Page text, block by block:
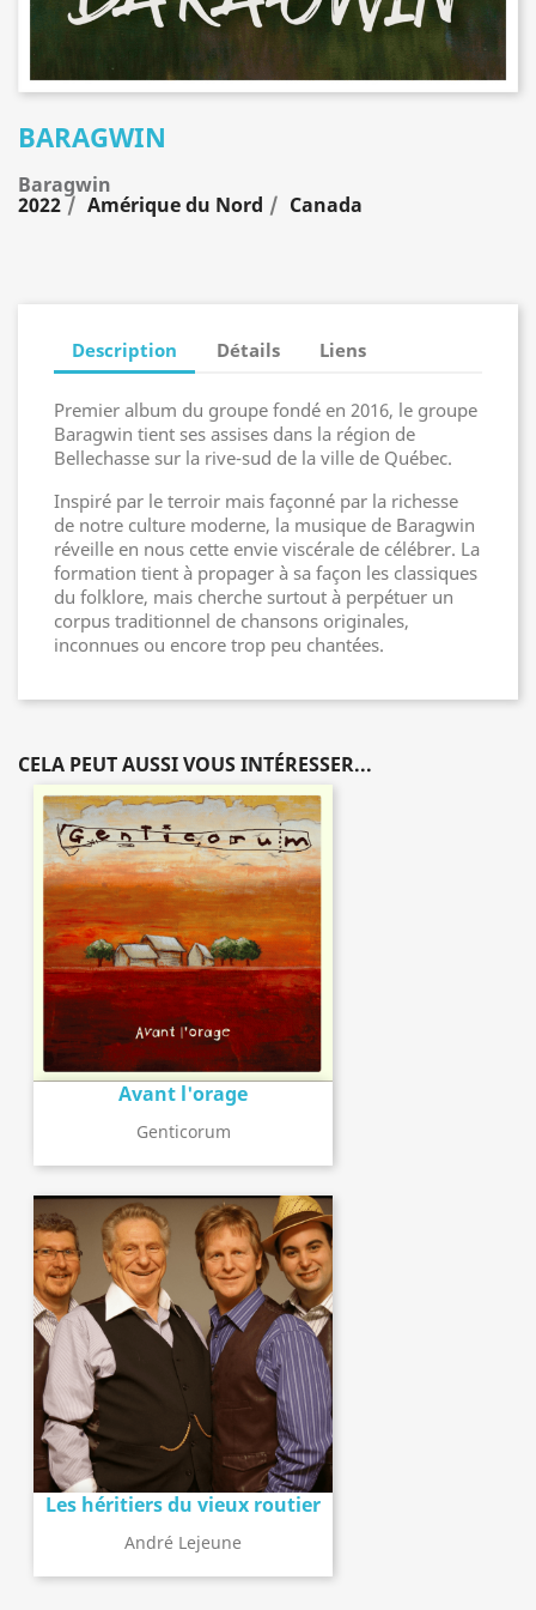
BARAGWIN
Baragwin
2022 Amérique du Nord Canada
Description Détails Liens
Premier album du groupe fondé en 2016, le groupe
Baragwin tient ses assises dans la région de
Bellechasse sur la rive-sud de la ville de Québec.
Inspiré par le terroir mais façonné par la richesse
de notre culture moderne, la musique de Baragwin
réveille en nous cette envie viscérale de célébrer. La
formation tient à propager à sa façon les classiques
du folklore, mais cherche surtout à perpétuer un
corpus traditionnel de chansons originales,
inconnues ou encore trop peu chantées.
CELA PEUT AUSSI VOUS INTÉRESSER...
Avant l'orage
Genticorum
Les héritiers du vieux routier
André Lejeune